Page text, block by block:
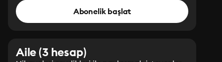
Abonelik başlat
Aile (3 hesap)